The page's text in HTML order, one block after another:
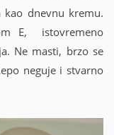
dnevnu kremu.
E, istovremeno
Ne masti, brzo se
neguje i stvarno